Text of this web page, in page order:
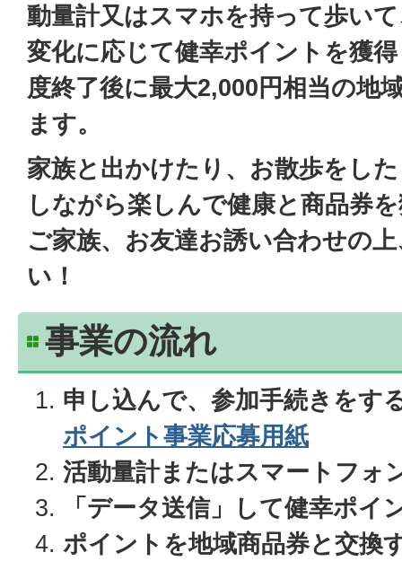
動量計又はスマホを持って歩い
変化に応じて健幸ポイントを獲
度終了後に最大2,000円相当の地
ます。
家族と出かけたり、お散歩をし
しながら楽しんで健康と商品券
ご家族、お友達お誘い合わせの
い！
事業の流れ
申し込んで、参加手続きをす
ポイント事業応募用紙
活動量計またはスマートフォ
「データ送信」して健幸ポイ
ポイントを地域商品券と交換